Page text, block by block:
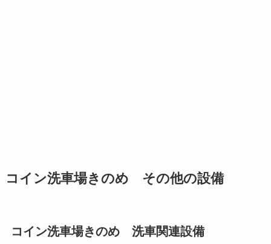
コイン洗車場きのめ その他の設備
コイン洗車場きのめ 洗車関連設備